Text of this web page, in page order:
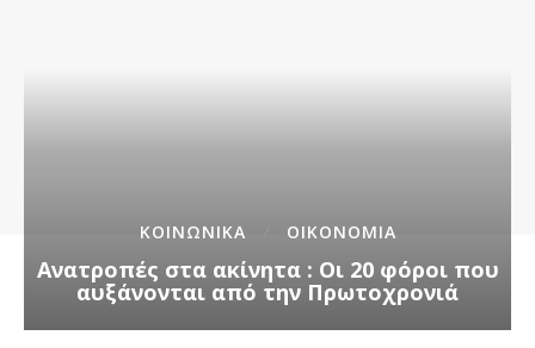
ΚΟΙΝΩΝΙΚΑ ΟΙΚΟΝΟΜΙΑ
Ανατροπές στα ακίνητα : Οι 20 φόροι που
αυξάνονται από την Πρωτοχρονιά